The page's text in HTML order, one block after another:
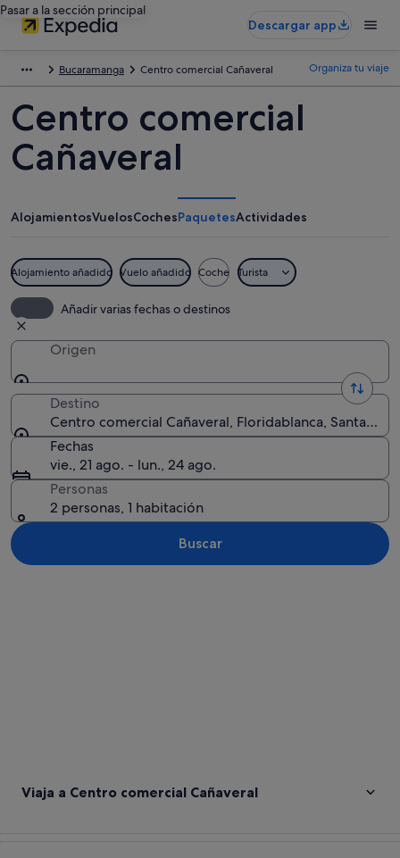
Pasar a la sección principal
Descargar app
Bucaramanga Centro comercial Cañaveral Organiza tu viaje
Centro comercial
Cañaveral
AlojamientosVuelosCochesPaquetesActividades
Alojamiento añadido Vuelo añadido Coche Turista
Añadir varias fechas o destinos
Origen
Destino
Centro comercial Cañaveral, Floridablanca,
Fechas
vie., 21 ago. - lun., 24 ago.
Personas
2 personas, 1 habitación
Buscar
Viaja a Centro comercial Cañaveral